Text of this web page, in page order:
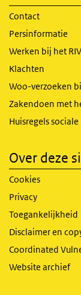
Contact
Persinformatie
Werken bij het
Klachten
Woo-verzoeken
Zakendoen met
Huisregels
Over deze
Cookies
Privacy
Toegankelijkheid
Disclaimer en
Coordinated
Website archief